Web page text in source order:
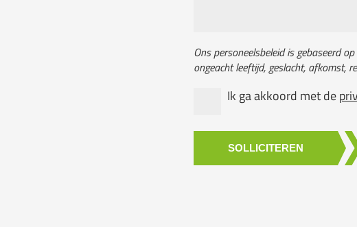
Ons personeelsbeleid is gebaseerd
ongeacht leeftijd, geslacht, afkomst,
Ik ga akkoord met de
SOLLICITEREN